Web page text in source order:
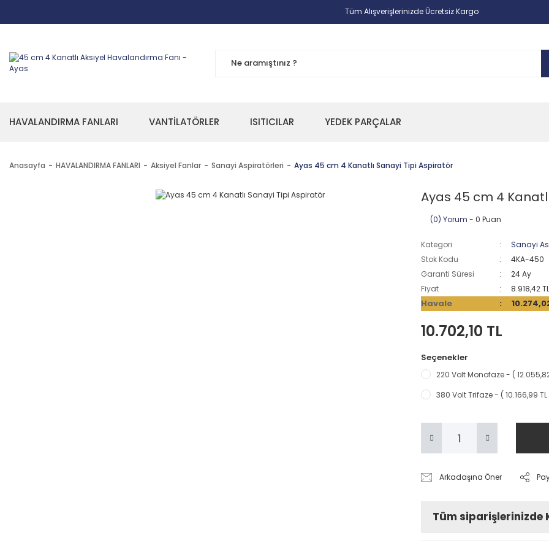
Tüm Alışverişlerinizde Ücretsiz Kargo
HAVALANDIRMA FANLARI VANTİLATÖRLER ISITICILAR YEDEK PARÇALAR
Anasayfa HAVALANDIRMA FANLARI Aksiyel Fanlar Sanayi Aspiratörleri Ayas 45 cm 4 Kanatlı Sanayi Tipi Aspiratör
Ayas 45 cm 4
(0) Yorum - 0 Puan
Kategori
Sanayi
Stok Kodu
4KA-450
Garanti Süresi
24 Ay
Fiyat
8.918,42
Havale
10.702,10 TL
Seçenekler
220 Volt Monofaze - (
380 Volt Trifaze - ( 10.166,99 TL
Arkadaşına Öner
Tüm siparişlerinizde